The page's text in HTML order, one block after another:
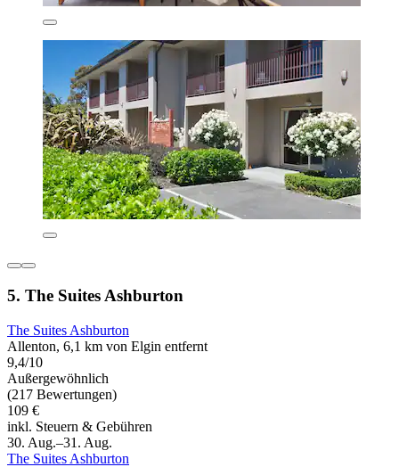
5. The Suites Ashburton
The Suites Ashburton
Allenton, 6,1 km von Elgin entfernt
9,4/10
Außergewöhnlich
(217 Bewertungen)
109 €
inkl. Steuern & Gebühren
30. Aug.–31. Aug.
The Suites Ashburton